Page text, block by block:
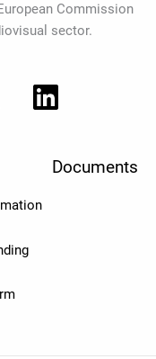
Commission
sector.
Documents